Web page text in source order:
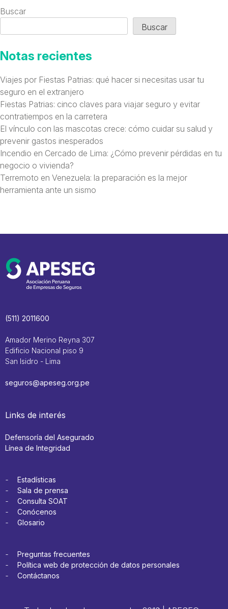
Buscar
Buscar
Notas recientes
Viajes por Fiestas Patrias: qué hacer si necesitas usar tu
seguro en el extranjero
Fiestas Patrias: cinco claves para viajar seguro y evitar
contratiempos en la carretera
El vínculo con las mascotas crece: cómo cuidar su salud y
prevenir gastos inesperados
Incendio en Cercado de Lima: ¿Cómo prevenir pérdidas en tu
negocio o vivienda?
Terremoto en Venezuela: la preparación es la mejor
herramienta ante un sismo
(511) 2011600
Amador Merino Reyna 307
Edificio Nacional piso 9
San Isidro - Lima
seguros@apeseg.org.pe
Links de interés
Defensoría del Asegurado
Línea de Integridad
Estadísticas
Sala de prensa
Consulta SOAT
Conócenos
Glosario
Preguntas frecuentes
Política web de protección de datos personales
Contáctanos